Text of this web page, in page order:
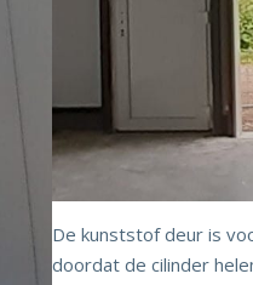
De kunststof deur is
doordat de cilinder